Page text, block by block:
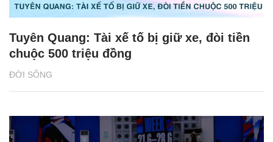
ĐỜI SỐNG
Tuyên Quang: Tài xế tố bị giữ xe, đòi tiền
chuộc 500 triệu đồng